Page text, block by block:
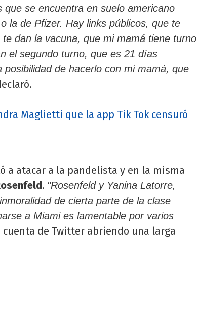
que se encuentra en suelo americano
la de Pfizer. Hay links públicos, que te
dan la vacuna, que mi mamá tiene turno
el segundo turno, que es 21 días
de hacerlo con mi mamá, que
Maglietti que la app Tik Tok censuró
a atacar a la pandelista y en la misma
. "Rosenfeld y Yanina Latorre,
de cierta parte de la clase
a Miami es lamentable por varios
cuenta de Twitter abriendo una larga